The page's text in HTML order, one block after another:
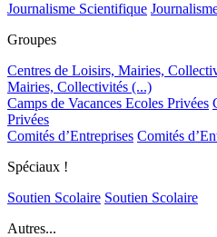
Journalisme Scientifique
Groupes
Centres de Loisirs, Mairies,
Mairies, Collectivités (...)
Camps de Vacances Ecoles Privées
Privées
Comités d’Entreprises Comités
Spéciaux !
Soutien Scolaire Soutien Scolaire
Autres...